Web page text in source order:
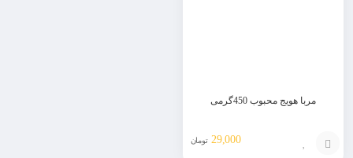
مربا هویج محبوب 450گرمی
29,000 تومان